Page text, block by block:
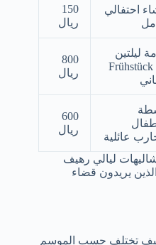
احتفالي
150
ريال
ليلتين
مع Frühstück
800
ريال
عائلية
600
ريال
ليالي رهيف
الذين يريدون قضاء
تختلف حسب الموسم